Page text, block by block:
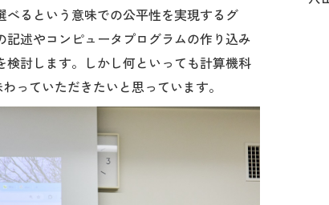
るという意味での公平性を実現するグ
述やコンピュータプログラムの作り込み
討します。しかし何といっても計算機科
っていただきたいと思っています。